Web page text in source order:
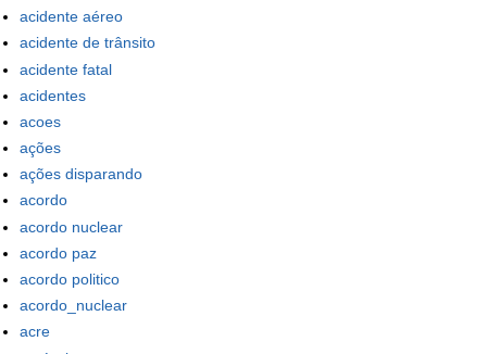
acidente aéreo
acidente de trânsito
acidente fatal
acidentes
acoes
ações
ações disparando
acordo
acordo nuclear
acordo paz
acordo politico
acordo_nuclear
acre